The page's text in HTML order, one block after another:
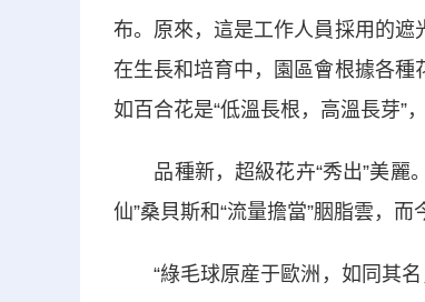
布。原來，這是工作人員採用的遮
在生長和培育中，園區會根據各種
如百合花是“低溫長根，高溫長芽”
品種新，超級花卉“秀出”美麗
仙”桑貝斯和“流量擔當”胭脂雲，而
“綠毛球原産于歐洲，如同其名